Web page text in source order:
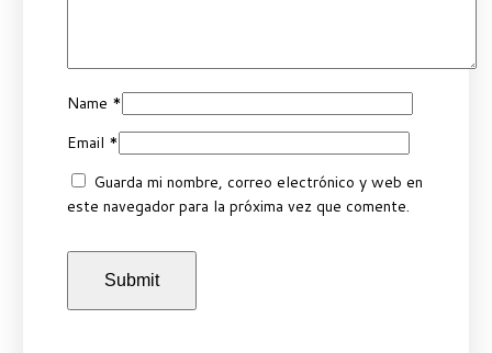
Name *
Email *
Guarda mi nombre, correo electrónico y web en
este navegador para la próxima vez que comente.